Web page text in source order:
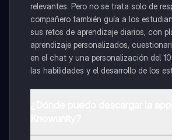
relevantes. Pero no se trata solo de
compañero también guía a los
sus retos de aprendizaje diarios, con
aprendizaje personalizados,
en el chat y una personalización del
las habilidades y el desarrollo de los